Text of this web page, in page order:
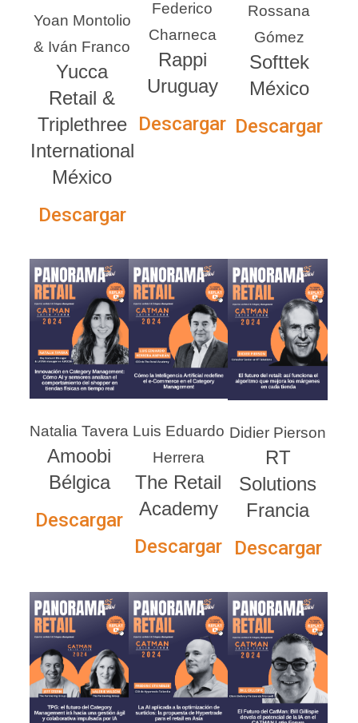
Yoan Montolio
& Iván Franco
Yucca
Retail &
Triplethree
International
México
Descargar
Federico
Charneca
Rappi
Uruguay
Descargar
Rossana
Gómez
Softtek
México
Descargar
Natalia Tavera
Amoobi
Bélgica
Descargar
Luis Eduardo
Herrera
The Retail
Academy
Descargar
Didier Pierson
RT
Solutions
Francia
Descargar